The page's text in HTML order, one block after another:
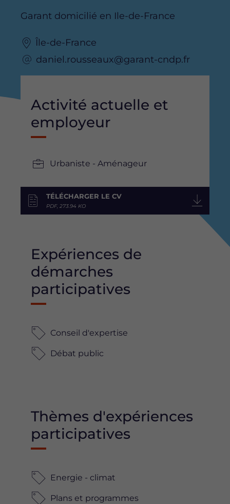
Garant domicilié en Ile-de-France
Île-de-France
daniel.rousseaux@garant-cndp.fr
Activité actuelle et
employeur
Urbaniste - Aménageur
TÉLÉCHARGER LE CV
PDF, 273.94 KO
Expériences de
démarches
participatives
Conseil d'expertise
Débat public
Thèmes d'expériences
participatives
Energie - climat
Plans et programmes